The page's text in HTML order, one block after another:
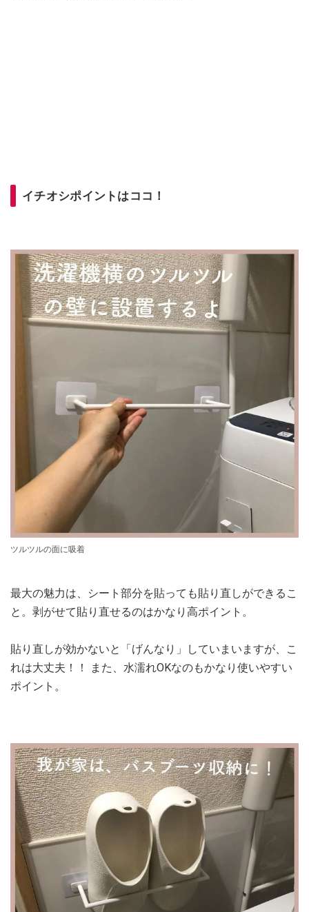
イチオシポイントはココ！
ツルツルの面に吸着
最大の魅力は、シート部分を貼っても貼り直しができるこ
と。剥がせて貼り直せるのはかなり高ポイント。
貼り直しが効かないと「げんなり」していまいますが、こ
れは大丈夫！！ また、水濡れOKなのもかなり使いやすい
ポイント。